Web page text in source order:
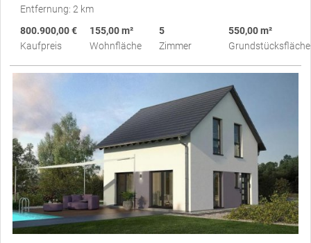
Entfernung: 2 km
800.900,00 €
Kaufpreis
155,00 m²
Wohnfläche
5
Zimmer
550,00 m²
Grundstücksfläche